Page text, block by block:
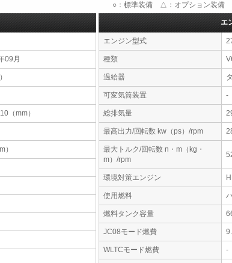
○：標準装備 △：オプション装備 -
09月
（mm）
）
エ
エンジン型式
種類
過給器
可変気筒装置 -
総排気量
最高出力/回転数 kw（ps）/rpm
最大トルク/回転数 n・m（kg・
m）/rpm
環境対策エンジン
使用燃料
燃料タンク容量
JC08モード燃費
WLTCモード燃費 -